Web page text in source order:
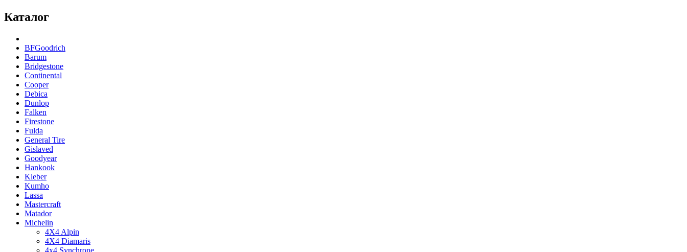
Каталог
BFGoodrich
Barum
Bridgestone
Continental
Cooper
Debica
Dunlop
Falken
Firestone
Fulda
General Tire
Gislaved
Goodyear
Hankook
Kleber
Kumho
Lassa
Mastercraft
Matador
Michelin
4X4 Alpin
4X4 Diamaris
4x4 Synchrone